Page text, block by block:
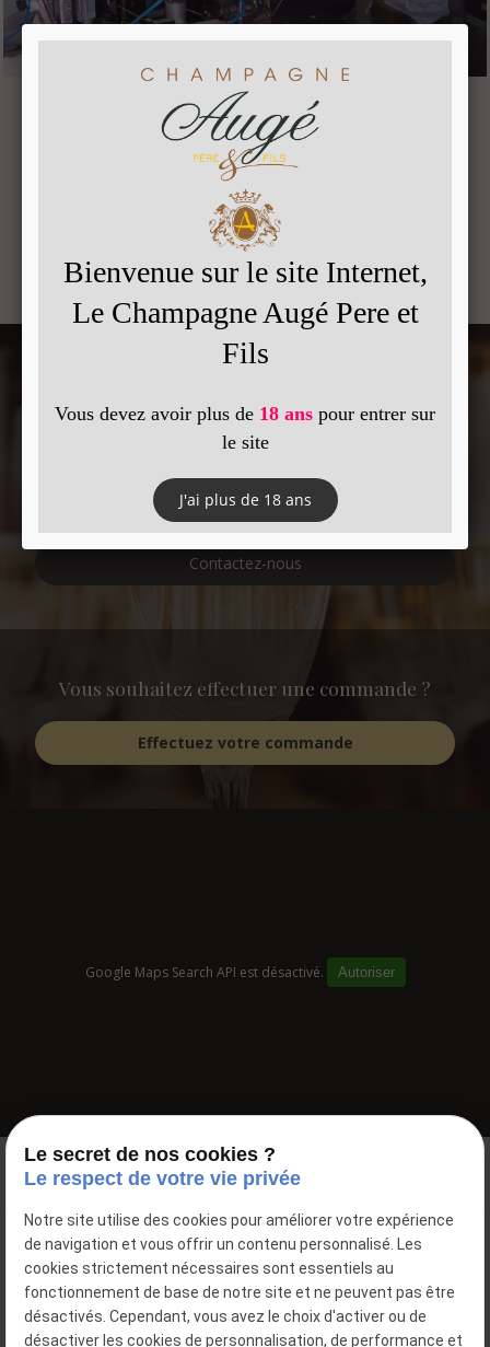
Consultez également :
Le tirage (mise en bouteilles)
La fermentation alcoolique
Le suivi de maturité
Contactez-moi :
par téléphone au
03 26 49 22 16
ou via notre formulaire de contact
Contactez-nous
Vous souhaitez effectuer une commande ?
Effectuez votre commande
Google Maps Search API est désactivé. Autoriser
Le secret de nos cookies ?
Le respect de votre vie privée
Notre site utilise des cookies pour améliorer votre expérience
de navigation et vous offrir un contenu personnalisé. Les
cookies strictement nécessaires sont essentiels au
fonctionnement de base de notre site et ne peuvent pas être
désactivés. Cependant, vous avez le choix d'activer ou de
désactiver les cookies de personnalisation, de performance et